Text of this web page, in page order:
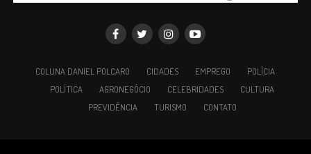
COLUNA DANIEL POLCARO CIDADES EMPREGO
POLÍCIA
POLÍTICA
AGRONEGÓCIO CELEBRIDADES
CULTURA
PREVIDÊNCIA
TURISMO CONTATO